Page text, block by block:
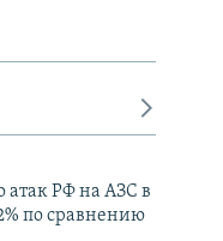
атак РФ на АЗС в
по сравнению